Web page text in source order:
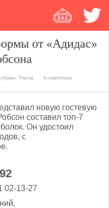
от «Адидас»
Тексты Комментарии
новую гостевую
составил топ-7
Он удостоил
с